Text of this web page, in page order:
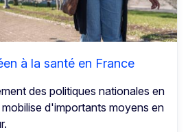
à la santé en France
des politiques nationales en
d'importants moyens en